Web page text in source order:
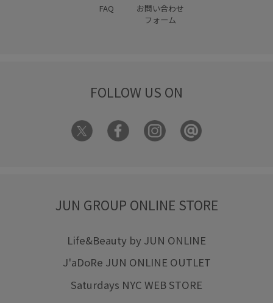
FAQ
お問い合わせ
フォーム
FOLLOW US ON
JUN GROUP ONLINE STORE
Life&Beauty by JUN ONLINE
J'aDoRe JUN ONLINE OUTLET
Saturdays NYC WEB STORE